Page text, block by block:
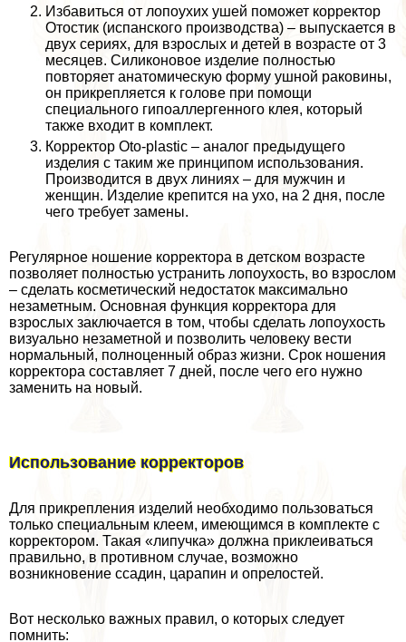
Избавиться от лопоухих ушей поможет корректор
Отостик (испанского производства) – выпускается в
двух сериях, для взрослых и детей в возрасте от 3
месяцев. Силиконовое изделие полностью
повторяет анатомическую форму ушной paковины,
он прикрепляется к голове при помощи
специального гипоаллергенного клея, который
также входит в комплект.
Корректор Oto-plastic – аналог предыдущего
изделия с таким же принципом использования.
Производится в двух линиях – для мужчин и
женщин. Изделие крепится на ухо, на 2 дня, после
чего требует замены.
Регулярное ношение корректора в детском возрасте
позволяет полностью устранить лопоухость, во взрослом
– сделать косметический недостаток максимально
незаметным. Основная функция корректора для
взрослых заключается в том, чтобы сделать лопоухость
визуально незаметной и позволить человеку вести
нормальный, полноценный образ жизни. Срок ношения
корректора составляет 7 дней, после чего его нужно
заменить на новый.
Использование корректоров
Для прикрепления изделий необходимо пользоваться
только специальным клеем, имеющимся в комплекте с
корректором. Такая «липучка» должна приклеиваться
правильно, в противном случае, возможно
возникновение ссадин, царапин и опрелостей.
Вот несколько важных правил, о которых следует
помнить: